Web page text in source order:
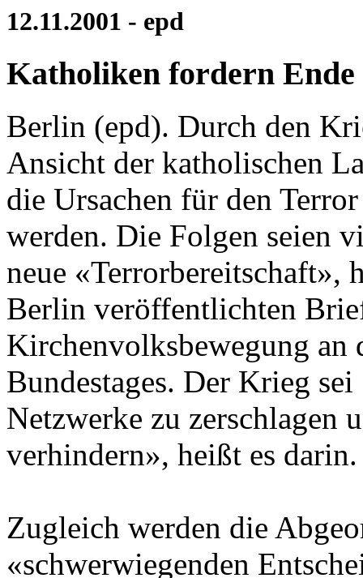
12.11.2001 - epd
Katholiken fordern Ende
Berlin (epd). Durch den
Ansicht der katholischen
die Ursachen für den
werden. Die Folgen seien
neue «Terrorbereitschaft»,
Berlin veröffentlichten
Kirchenvolksbewegung an
Bundestages. Der Krieg
Netzwerke zu zerschlagen
verhindern», heißt es darin.
Zugleich werden die
«schwerwiegenden